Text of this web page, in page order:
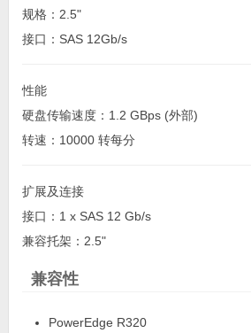
规格：2.5"
接口：SAS 12Gb/s
性能
硬盘传输速度：1.2 GBps (外部)
转速：10000 转每分
扩展及连接
接口：1 x SAS 12 Gb/s
兼容托架：2.5"
兼容性
PowerEdge R320